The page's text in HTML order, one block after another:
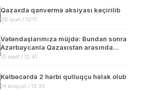
Qazaxda qanvermə aksiyası keçirilib
26 iyun / 12:11
Vətəndaşlarımıza müjdə: Bundan sonra
Azərbaycanla Qazaxıstan arasında…
10 mart / 12:41
Kəlbəcərdə 2 hərbi qulluqçu həlak olub
14 avqust / 13:35